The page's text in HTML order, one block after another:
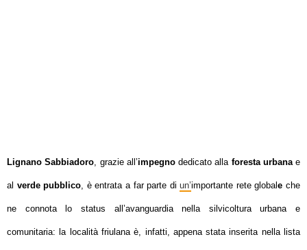
Lignano Sabbiadoro, grazie all’impegnodedicato alla foresta urbanae
al verde pubblico, è entrata a far parte diun’importante rete globaleche
ne connota lo status all’avanguardia nella silvicoltura urbana e
comunitaria: la località friulana è, infatti, appena stata inserita nella lista